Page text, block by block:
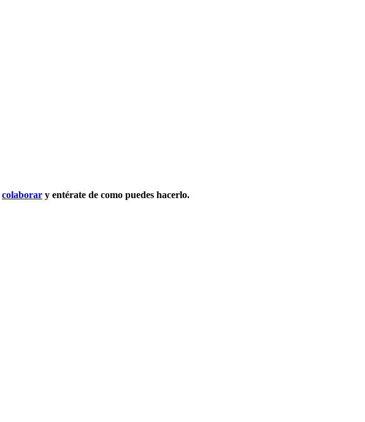
colaborar y entérate de como puedes hacerlo.